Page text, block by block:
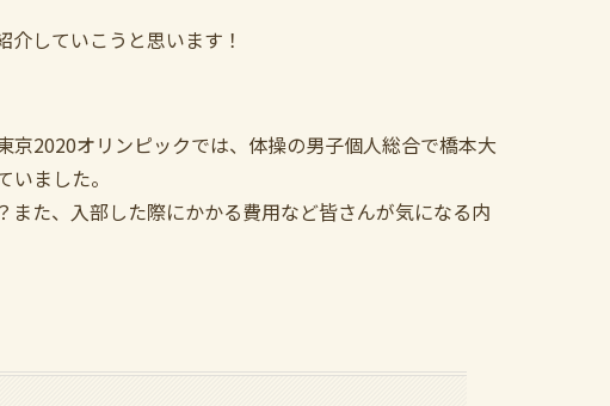
介していこうと思います！
2020オリンピックでは、体操の男子個人総合で橋本大
ました。
た、入部した際にかかる費用など皆さんが気になる内